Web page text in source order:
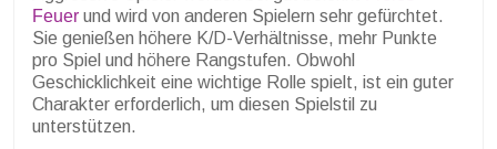
Feuer und wird von anderen Spielern sehr gefürchtet.
Sie genießen höhere K/D-Verhältnisse, mehr Punkte
pro Spiel und höhere Rangstufen. Obwohl
Geschicklichkeit eine wichtige Rolle spielt, ist ein guter
Charakter erforderlich, um diesen Spielstil zu
unterstützen.